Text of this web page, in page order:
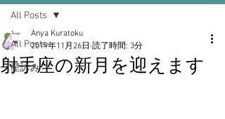
All Posts
星詠み
All Posts
射手座の新月を迎えます
Anya Kuratoku
2019年11月26日 読了時間: 3分